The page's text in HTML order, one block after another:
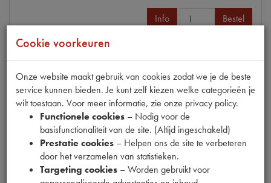
Info Bestel
KOPPELINGSPLAAT NIEUW
Model11CV
Productnummer6150049
Artikelcode JF 490.986
OE Citroën 490986
Codes
0685RA | 490986 | P160
Maten O 214x4x4mm [PW 1]
Cookie voorkeuren
Onze website maakt gebruik van cookies zodat we je de beste
service kunnen bieden. Je kunt zelf kiezen welke categorieën je
wilt toestaan. Voor meer informatie, zie onze privacy policy.
Functionele cookies – Nodig voor de
basisfunctionaliteit van de site. (Altijd ingeschakeld)
Prestatie cookies – Helpen ons de site te verbeteren
door het verzamelen van statistieken.
Targeting cookies – Worden gebruikt voor